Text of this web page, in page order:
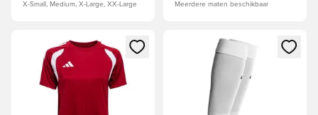
X-Small, Medium, X-Large, XX-Large Meerdere maten beschikbaar
Opent een venster om in te loggen of je aan te melden als
Opent een venster om in te